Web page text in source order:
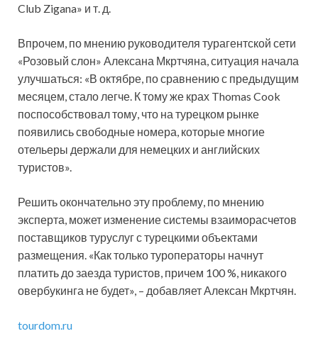
Club Zigana» и т. д.
Впрочем, по мнению руководителя турагентской сети
«Розовый слон» Алексана Мкртчяна, ситуация начала
улучшаться: «В октябре, по сравнению с предыдущим
месяцем, стало легче. К тому же крах Thomas Cook
поспособствовал тому, что на турецком рынке
появились свободные номера, которые многие
отельеры держали для немецких и английских
туристов».
Решить окончательно эту проблему, по мнению
эксперта, может изменение системы взаиморасчетов
поставщиков туруслуг с турецкими объектами
размещения. «Как только туроператоры начнут
платить до заезда туристов, причем 100 %, никакого
овербукинга не будет», – добавляет Алексан Мкртчян.
tourdom.ru